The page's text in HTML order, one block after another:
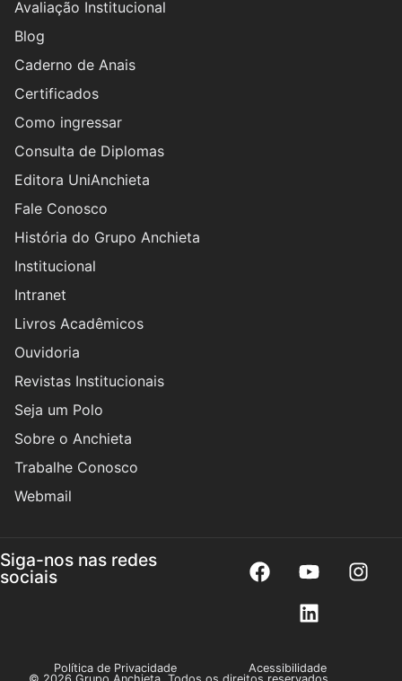
Avaliação Institucional
Blog
Caderno de Anais
Certificados
Como ingressar
Consulta de Diplomas
Editora UniAnchieta
Fale Conosco
História do Grupo Anchieta
Institucional
Intranet
Livros Acadêmicos
Ouvidoria
Revistas Institucionais
Seja um Polo
Sobre o Anchieta
Trabalhe Conosco
Webmail
Siga-nos nas redes
sociais
Política de Privacidade Acessibilidade